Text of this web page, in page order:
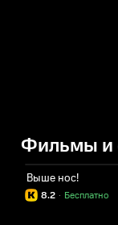
Фильмы и
Выше нос!
8.2 Бесплатно
·